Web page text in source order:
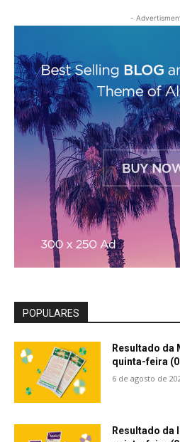
-
POPULARES
Resultado da
quinta-feira
6 de agosto de
Resultado da